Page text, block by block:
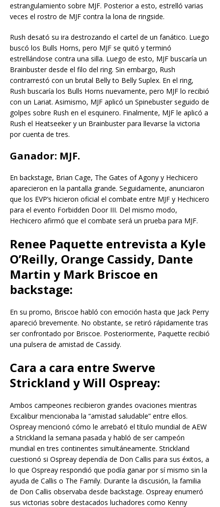
estrangulamiento sobre MJF. Posterior a esto, estrelló varias
veces el rostro de MJF contra la lona de ringside.
Rush desató su ira destrozando el cartel de un fanático. Luego
buscó los Bulls Horns, pero MJF se quitó y terminó
estrellándose contra una silla. Luego de esto, MJF buscaría un
Brainbuster desde el filo del ring. Sin embargo, Rush
contrarrestó con un brutal Belly to Belly Suplex. En el ring,
Rush buscaría los Bulls Horns nuevamente, pero MJF lo recibió
con un Lariat. Asimismo, MJF aplicó un Spinebuster seguido de
golpes sobre Rush en el esquinero. Finalmente, MJF le aplicó a
Rush el Heatseeker y un Brainbuster para llevarse la victoria
por cuenta de tres.
Ganador: MJF.
En backstage, Brian Cage, The Gates of Agony y Hechicero
aparecieron en la pantalla grande. Seguidamente, anunciaron
que los EVP’s hicieron oficial el combate entre MJF y Hechicero
para el evento Forbidden Door III. Del mismo modo,
Hechicero afirmó que el combate será un prueba para MJF.
Renee Paquette entrevista a Kyle
O’Reilly, Orange Cassidy, Dante
Martin y Mark Briscoe en
backstage:
En su promo, Briscoe habló con emoción hasta que Jack Perry
apareció brevemente. No obstante, se retiró rápidamente tras
ser confrontado por Briscoe. Posteriormente, Paquette recibió
una pulsera de amistad de Cassidy.
Cara a cara entre Swerve
Strickland y Will Ospreay:
Ambos campeones recibieron grandes ovaciones mientras
Excalibur mencionaba la “amistad saludable” entre ellos.
Ospreay mencionó cómo le arrebató el título mundial de AEW
a Strickland la semana pasada y habló de ser campeón
mundial en tres continentes simultáneamente. Strickland
cuestionó si Ospreay dependía de Don Callis para sus éxitos, a
lo que Ospreay respondió que podía ganar por sí mismo sin la
ayuda de Callis o The Family. Durante la discusión, la familia
de Don Callis observaba desde backstage. Ospreay enumeró
sus victorias sobre destacados luchadores como Kenny